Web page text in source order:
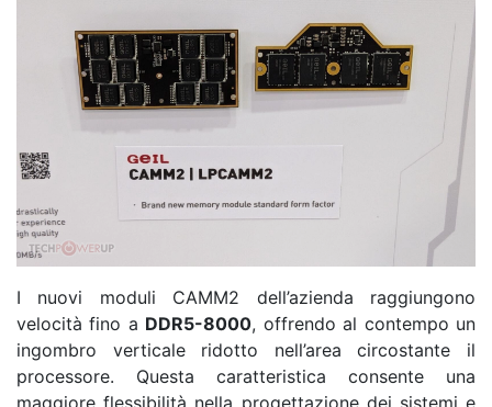
I nuovi moduli CAMM2 dell’azienda raggiungono
velocità fino a DDR5-8000, offrendo al contempo un
ingombro verticale ridotto nell’area circostante il
processore. Questa caratteristica consente una
maggiore flessibilità nella progettazione dei sistemi e